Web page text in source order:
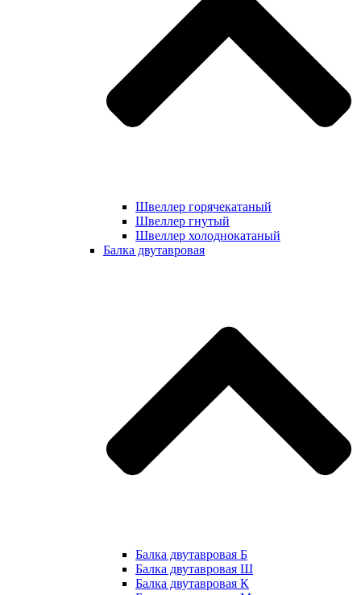
Швеллер горячекатаный
Швеллер гнутый
Швеллер холоднокатаный
Балка двутавровая
Балка двутавровая Б
Балка двутавровая Ш
Балка двутавровая К